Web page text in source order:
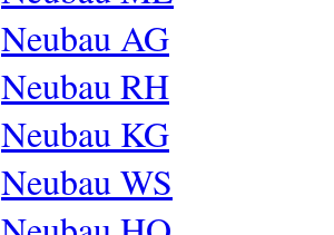
Neubau AG
Neubau RH
Neubau KG
Neubau WS